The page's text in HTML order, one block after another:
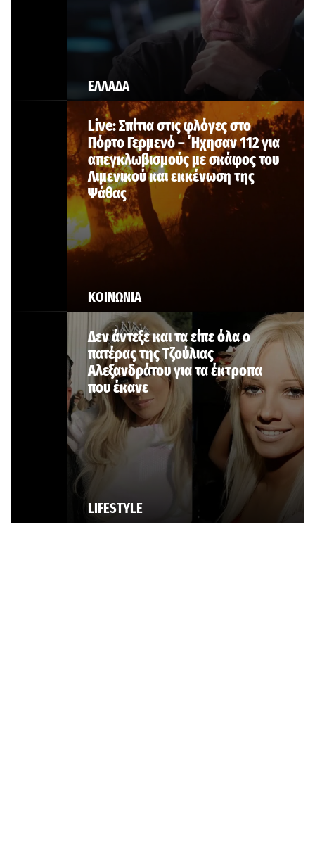
ΕΛΛΑΔΑ
ΚΟΙΝΩΝΙΑ
Live: Σπίτια στις φλόγες στο
Πόρτο Γερμενό – ΄Ηχησαν 112 για
απεγκλωβισμούς με σκάφος του
Λιμενικού και εκκένωση της
Ψάθας
LIFESTYLE
Δεν άντεξε και τα είπε όλα ο
πατέρας της Τζούλιας
Αλεξανδράτου για τα έκτροπα
που έκανε